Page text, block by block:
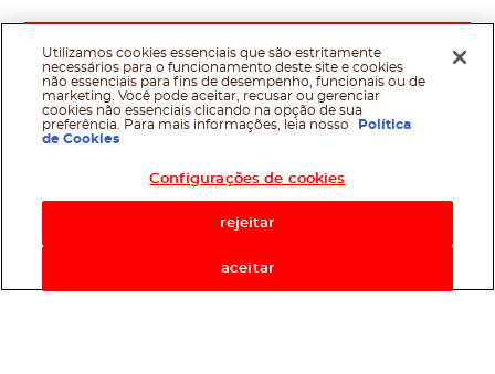
Utilizamos cookies essenciais que são estritamente
necessários para o funcionamento deste site e cookies
não essenciais para fins de desempenho, funcionais ou de
marketing. Você pode aceitar, recusar ou gerenciar
cookies não essenciais clicando na opção de sua
preferência. Para mais informações, leia nosso
Política
de Cookies
Configurações de cookies
rejeitar
aceitar